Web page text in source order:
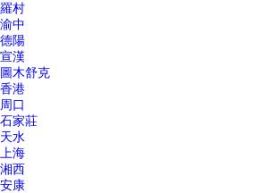
羅村
渝中
德陽
宣漢
圖木舒克
香港
周口
石家莊
天水
上海
湘西
安康